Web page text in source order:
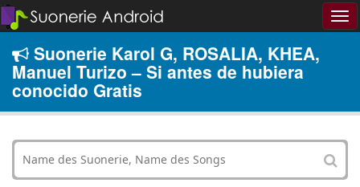
Suonerie Karol G, ROSALIA, KHEA,
Manuel Turizo – Si antes de hubiera
conocido Gratis